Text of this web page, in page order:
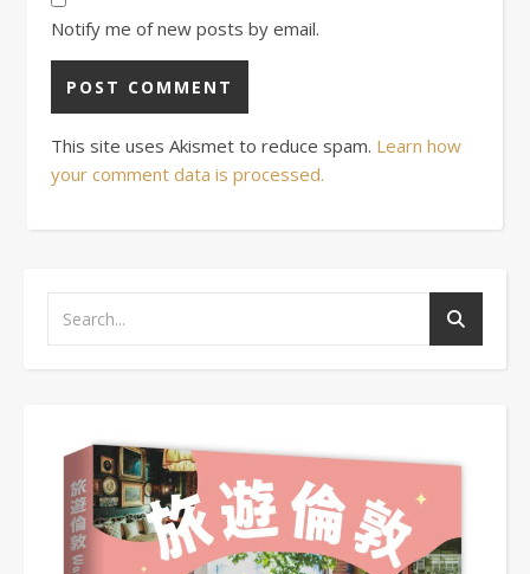
Notify me of new posts by email.
This site uses Akismet to reduce spam. Learn how
your comment data is processed.